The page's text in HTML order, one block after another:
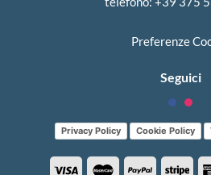
Preferenze
Seguici
Privacy Policy Cookie Policy